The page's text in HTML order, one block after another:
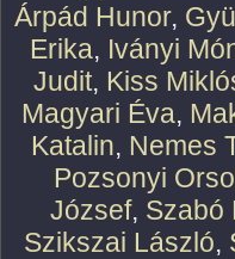
Árpád Hunor,
Erika, Iványi
Judit, Kiss
Magyari Éva,
Katalin, Nemes
Pozsonyi
József, Szabó
Szikszai László,